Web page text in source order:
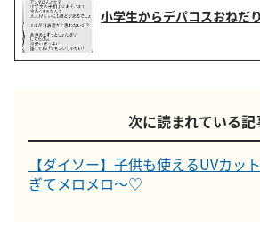
小学生からデパコスおねだ
次に読まれている
【ダイソー】子供も使えるUVカッ
ぎてメロメロ～♡